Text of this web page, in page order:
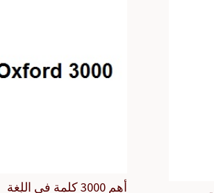
أهم 3000 كلمة في اللغة